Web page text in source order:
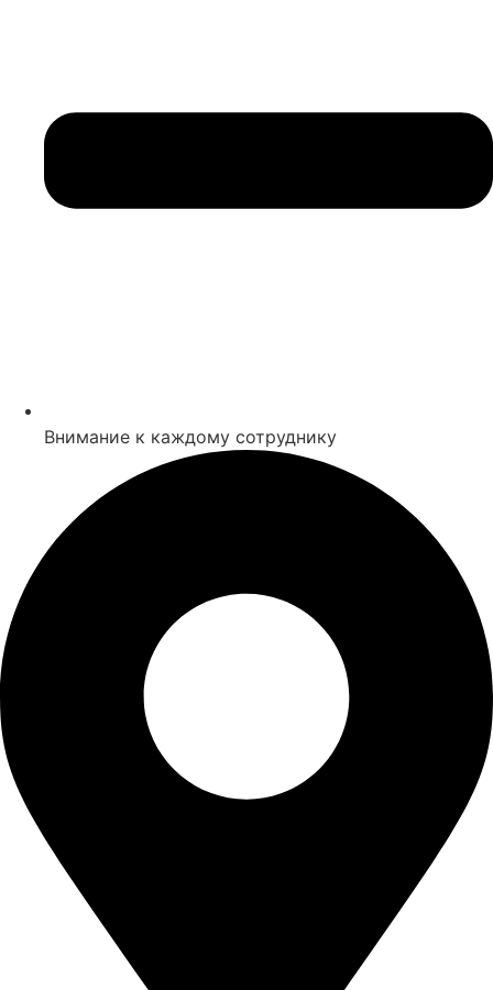
Внимание к каждому сотруднику